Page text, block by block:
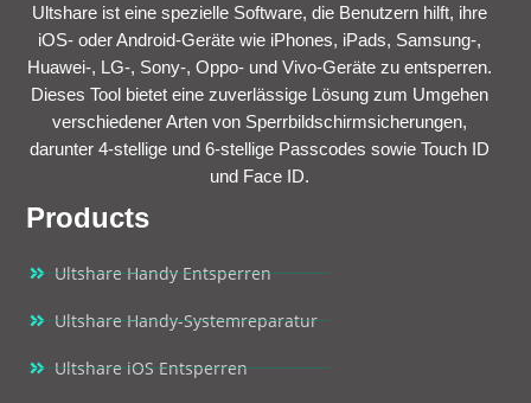
Ultshare ist eine spezielle Software, die Benutzern hilft, ihre
iOS- oder Android-Geräte wie iPhones, iPads, Samsung-,
Huawei-, LG-, Sony-, Oppo- und Vivo-Geräte zu entsperren.
Dieses Tool bietet eine zuverlässige Lösung zum Umgehen
verschiedener Arten von Sperrbildschirmsicherungen,
darunter 4-stellige und 6-stellige Passcodes sowie Touch ID
und Face ID.
Products
Ultshare Handy Entsperren
Ultshare Handy-Systemreparatur
Ultshare iOS Entsperren